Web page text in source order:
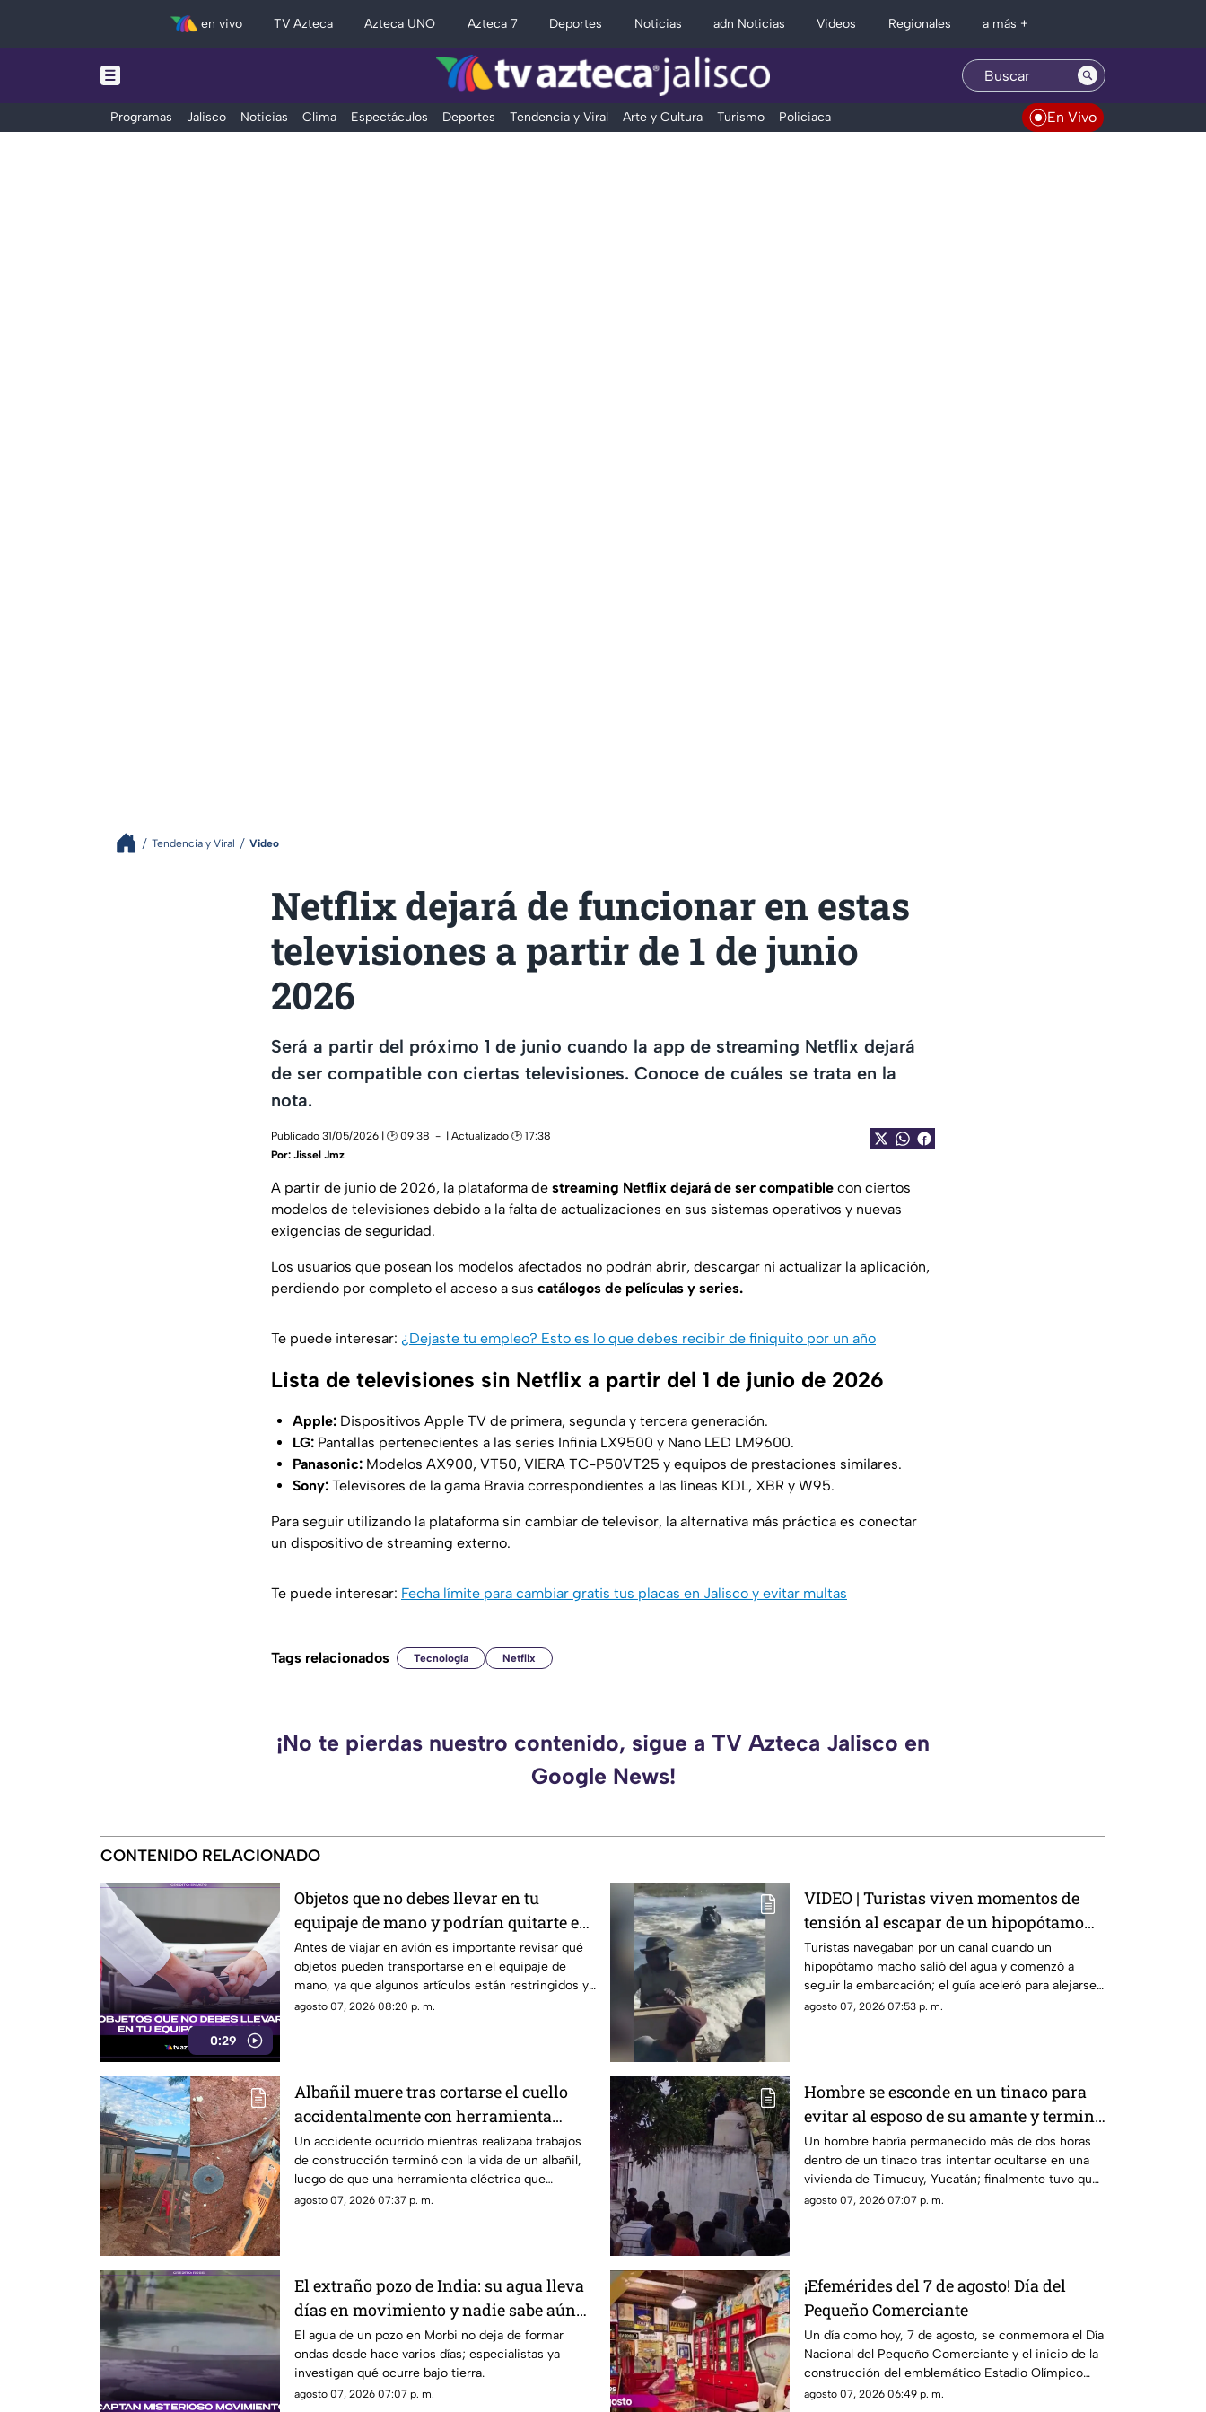
en vivo TV Azteca Azteca UNO Azteca 7 Deportes Noticias adn Noticias Videos Regionales a más +
Programas Jalisco Noticias Clima Espectáculos Deportes Tendencia y Viral Arte y Cultura Turismo Policiaca En Vivo
Tendencia y Viral Video
Netflix dejará de funcionar en estas
televisiones a partir de 1 de junio
2026
Será a partir del próximo 1 de junio cuando la app de streaming Netflix dejará
de ser compatible con ciertas televisiones. Conoce de cuáles se trata en la
nota.
Publicado 31/05/2026 | 🕑 09:38
| Actualizado 🕑 17:38
Por: Jissel Jmz
A partir de junio de 2026, la plataforma de streaming Netflix dejará de ser compatible con ciertos
modelos de televisiones debido a la falta de actualizaciones en sus sistemas operativos y nuevas
exigencias de seguridad.
Los usuarios que posean los modelos afectados no podrán abrir, descargar ni actualizar la aplicación,
perdiendo por completo el acceso a sus catálogos de películas y series.
Te puede interesar: ¿Dejaste tu empleo? Esto es lo que debes recibir de finiquito por un año
Lista de televisiones sin Netflix a partir del 1 de junio de 2026
Apple: Dispositivos Apple TV de primera, segunda y tercera generación.
LG: Pantallas pertenecientes a las series Infinia LX9500 y Nano LED LM9600.
Panasonic: Modelos AX900, VT50, VIERA TC-P50VT25 y equipos de prestaciones similares.
Sony: Televisores de la gama Bravia correspondientes a las líneas KDL, XBR y W95.
Para seguir utilizando la plataforma sin cambiar de televisor, la alternativa más práctica es conectar
un dispositivo de streaming externo.
Te puede interesar: Fecha límite para cambiar gratis tus placas en Jalisco y evitar multas
Tags relacionados Tecnología Netflix
¡No te pierdas nuestro contenido, sigue a TV Azteca Jalisco en
Google News!
CONTENIDO RELACIONADO
0:29
Objetos que no debes llevar en tu
equipaje de mano y podrían quitarte en
el aeropuerto
Antes de viajar en avión es importante revisar qué
objetos pueden transportarse en el equipaje de
mano, ya que algunos artículos están restringidos y
pueden ser retirados durante los filtros de
agosto 07, 2026 08:20 p. m.
VIDEO | Turistas viven momentos de
tensión al escapar de un hipopótamo
en un río de Botsuana
Turistas navegaban por un canal cuando un
hipopótamo macho salió del agua y comenzó a
seguir la embarcación; el guía aceleró para alejarse
del animal mientras una turista logró captar el
agosto 07, 2026 07:53 p. m.
Albañil muere tras cortarse el cuello
accidentalmente con herramienta
eléctrica
Un accidente ocurrido mientras realizaba trabajos
de construcción terminó con la vida de un albañil,
luego de que una herramienta eléctrica que
utilizaba sufriera una falla y provocara una lesión de
agosto 07, 2026 07:37 p. m.
Hombre se esconde en un tinaco para
evitar al esposo de su amante y termina
atrapado
Un hombre habría permanecido más de dos horas
dentro de un tinaco tras intentar ocultarse en una
vivienda de Timucuy, Yucatán; finalmente tuvo que
pedir ayuda para poder salir.
agosto 07, 2026 07:07 p. m.
El extraño pozo de India: su agua lleva
días en movimiento y nadie sabe aún
por qué
El agua de un pozo en Morbi no deja de formar
ondas desde hace varios días; especialistas ya
investigan qué ocurre bajo tierra.
agosto 07, 2026 07:07 p. m.
¡Efemérides del 7 de agosto! Día del
Pequeño Comerciante
Un día como hoy, 7 de agosto, se conmemora el Día
Nacional del Pequeño Comerciante y el inicio de la
construcción del emblemático Estadio Olímpico
Universitario.
agosto 07, 2026 06:49 p. m.